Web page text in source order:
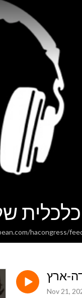
hacongress/
Nov 21,